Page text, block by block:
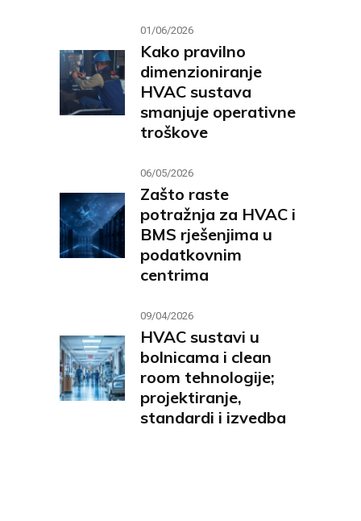
01/06/2026
Kako pravilno
dimenzioniranje
HVAC sustava
smanjuje operativne
troškove
06/05/2026
Zašto raste
potražnja za HVAC i
BMS rješenjima u
podatkovnim
centrima
09/04/2026
HVAC sustavi u
bolnicama i clean
room tehnologije;
projektiranje,
standardi i izvedba